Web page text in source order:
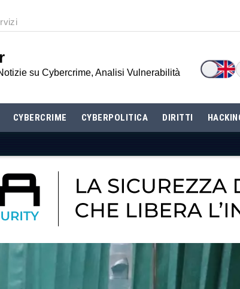
su Cybercrime, Analisi Vulnerabilità
CYBERCRIME CYBERPOLITICA DIRITTI
SCOPRI BETTI RHC!